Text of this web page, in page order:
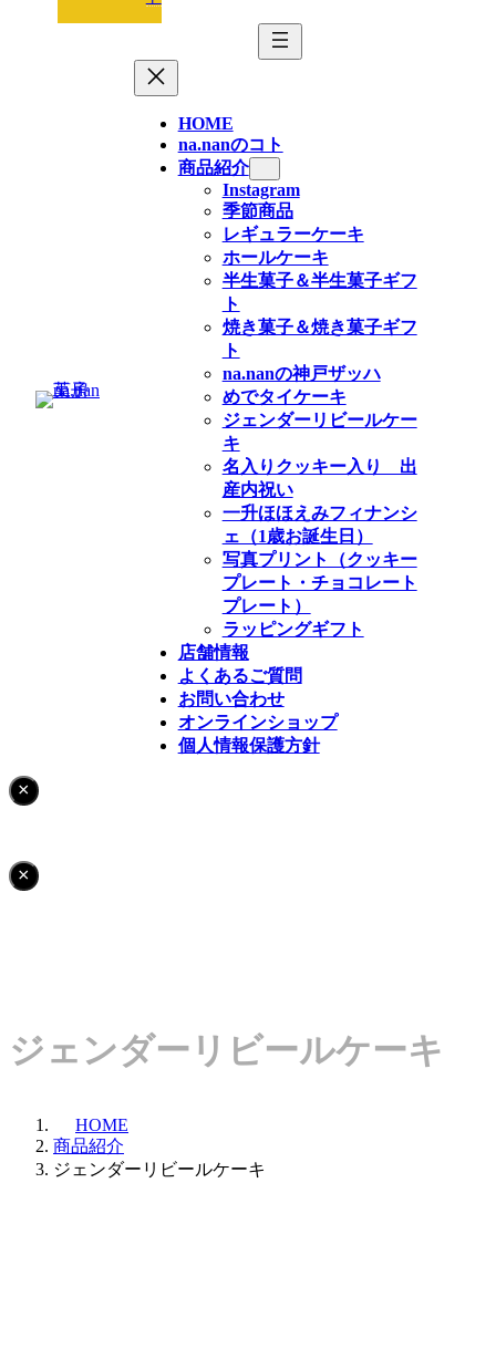
HOME
na.nanのコト
商品紹介
Instagram
季節商品
レギュラーケーキ
ホールケーキ
半生菓子＆半生菓子ギフ
ト
焼き菓子＆焼き菓子ギフ
ト
na.nanの神戸ザッハ
めでタイケーキ
ジェンダーリビールケー
キ
名入りクッキー入り 出
産内祝い
一升ほほえみフィナンシ
ェ（1歳お誕生日）
写真プリント（クッキー
プレート・チョコレート
プレート）
ラッピングギフト
店舗情報
よくあるご質問
お問い合わせ
オンラインショップ
個人情報保護方針
× Click
to
this
fixed
× Click
to
ジェンダーリビールケーキ
HOME
商品紹介
ジェンダーリビールケーキ